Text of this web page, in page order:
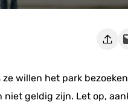
Deze
willen het park
geldig zijn. Let op,